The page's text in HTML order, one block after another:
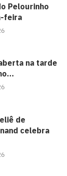
Pelourinho
feira
na tarde
de
celebra